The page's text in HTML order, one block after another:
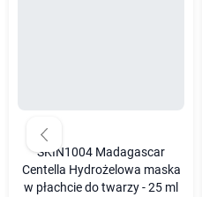
SKIN1004 Madagascar
Centella Hydrożelowa maska
w płachcie do twarzy - 25 ml